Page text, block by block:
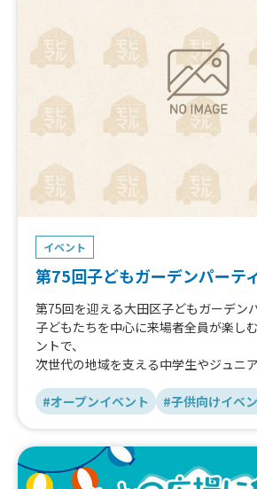
イベント
第75回子どもガーデンパーテ
第75回を迎える大田区子どもガーデン
子どもたちを中心に来場者全員が楽し
ントで、
次世代の地域を支える中学生やジュニ
協力により地域力を高めていくイベン
#オープンイベント #子供向けイベ